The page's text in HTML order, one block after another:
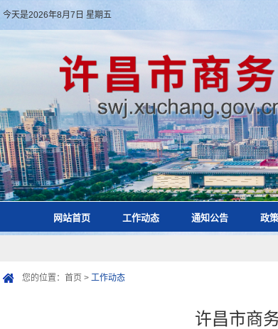
今天是2026年8月7日 星期五
网站首页 工作动态 通知公告 政
您的位置： 首页 > 工作动态
许昌市商